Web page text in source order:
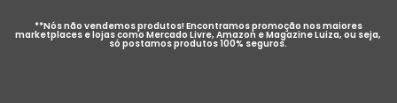
**Nós não vendemos produtos! Encontramos promoção nos maiores
marketplaces e lojas como Mercado Livre, Amazon e Magazine Luiza, ou seja,
só postamos produtos 100% seguros.